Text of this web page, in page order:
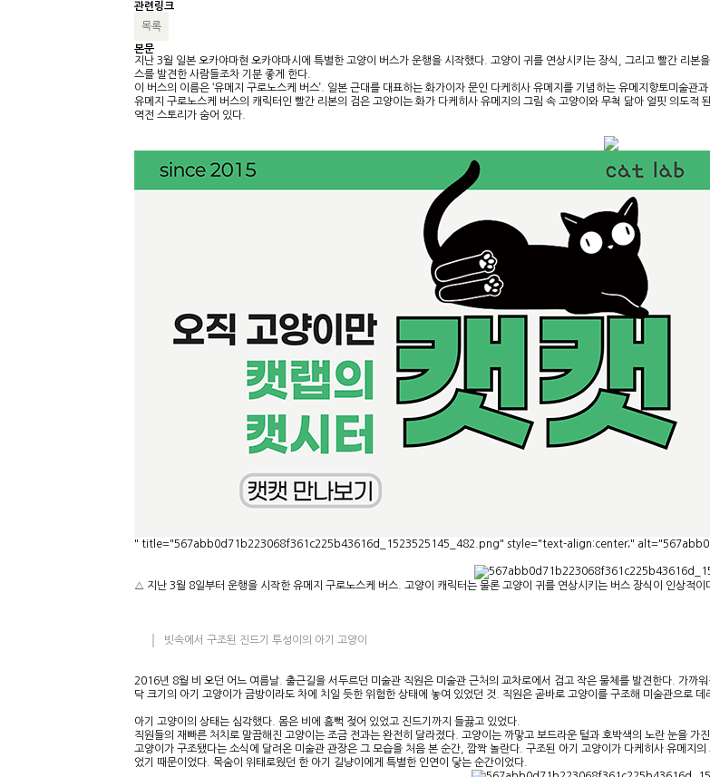
관련링크
목록
본문
지난 3월 일본 오카야마현 오카야마시에 특별한 고양이 버스가 운행을 시작했다. 고양이 귀를 연상시키는 장식, 그리고 빨간 리본
스를 발견한 사람들조차 기분 좋게 한다.
이 버스의 이름은 ‘유메지 구로노스케 버스’. 일본 근대를 대표하는 화가이자 문인 다케히사 유메지를 기념하는 유메지향토미술관
유메지 구로노스케 버스의 캐릭터인 빨간 리본의 검은 고양이는 화가 다케히사 유메지의 그림 속 고양이와 무척 닮아 얼핏 의도적
역전 스토리가 숨어 있다.
" title="567abb0d71b223068f361c225b43616d_1523525145_482.png" style="text-align:center;"
△ 지난 3월 8일부터 운행을 시작한 유메지 구로노스케 버스. 고양이 캐릭터는 물론 고양이 귀를 연상시키는 버스 장식이 인상적
빗속에서 구조된 진드기 투성이의 아기 고양이
2016년 8월 비 오던 어느 여름날. 출근길을 서두르던 미술관 직원은 미술관 근처의 교차로에서 검고 작은 물체를 발견한다. 가까
닥 크기의 아기 고양이가 금방이라도 차에 치일 듯한 위험한 상태에 놓여 있었던 것. 직원은 곧바로 고양이를 구조해 미술관으로 데
아기 고양이의 상태는 심각했다. 몸은 비에 흠뻑 젖어 있었고 진드기까지 들끓고 있었다.
직원들의 재빠른 처치로 말끔해진 고양이는 조금 전과는 완전히 달라졌다. 고양이는 까맣고 보드라운 털과 호박색의 노란 눈을 가
고양이가 구조됐다는 소식에 달려온 미술관 관장은 그 모습을 처음 본 순간, 깜짝 놀란다. 구조된 아기 고양이가 다케히사 유메지
었기 때문이었다. 목숨이 위태로웠던 한 아기 길냥이에게 특별한 인연이 닿는 순간이었다.